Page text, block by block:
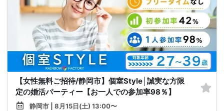
【女性無料ご招待/静岡市】個室Style│誠実な方限
定の婚活パーティー【お一人での参加率98％】
静岡市 | 8月15日(土) 13:00〜